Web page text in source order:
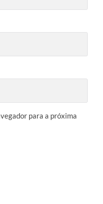
para a próxima